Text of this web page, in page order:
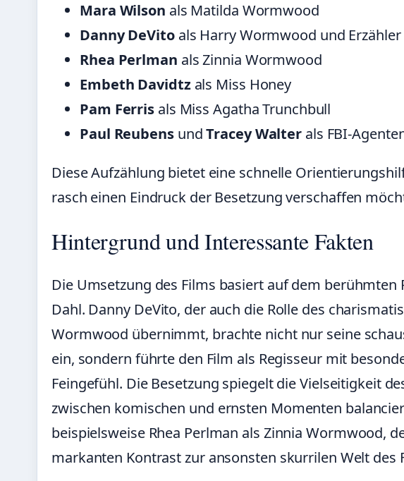
Mara Wilson als Matilda Wormwood
Danny DeVitoals Harry Wormwood und Erzähler
Rhea Perlman als Zinnia Wormwood
Embeth Davidtzals Miss Honey
Pam Ferris als Miss Agatha Trunchbull
Paul ReubensundTracey Walter als FBI-
Diese Aufzählung bietet eine schnelle
rasch einen Eindruck der Besetzung verschaffen
Hintergrund und Interessante Fakten
Die Umsetzung des Films basiert auf dem berühmten
Dahl. Danny DeVito, der auch die Rolle des
Wormwood übernimmt, brachte nicht nur seine
ein, sondern führte den Film als Regisseur mit
Feingefühl. Die Besetzung spiegelt die Vielseitigkeit
zwischen komischen und ernsten Momenten
beispielsweise Rhea Perlman als Zinnia Wormwood,
markanten Kontrast zur ansonsten skurrilen Welt des